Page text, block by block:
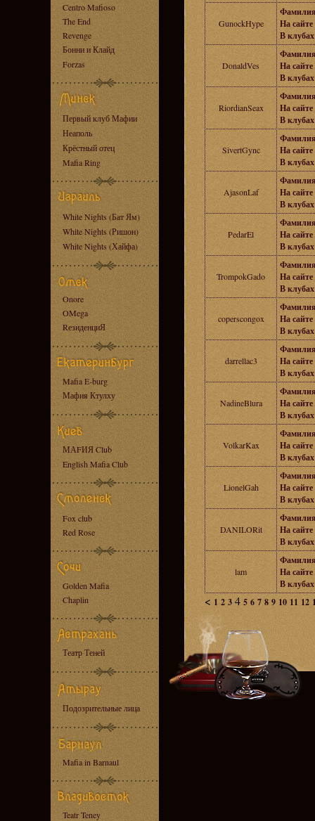
Centro Mafioso
The End
Revenge
Бонни и Клайд
Forzas
Первый клуб Мафии
Неаполь
Крёстный отец
Mafia Ring
White Nights (Бат Ям)
White Nights (Ришон)
White Nights (Хайфа)
Onore
OMega
RезиденциЯ
Mafia E-burg
Мафия Ктулху
МАFИЯ Club
English Mafia Club
Fox club
Red Rose
Golden Mafia
Chaplin
Театр Теней
Подозрительные лица
Mafia in Barnaul
Teatr Teney
GunockHype
На сайте
В клубах
DonaldVes
На сайте
В клубах
RiordianSeax
На сайте
В клубах
SivertGync
На сайте
В клубах
AjasonLaf
На сайте
В клубах
PedarEl
На сайте
В клубах
TrompokGado
На сайте
В клубах
coperscongox
На сайте
В клубах
darrellac3
На сайте
В клубах
NadineBlura
На сайте
В клубах
VolkarKax
На сайте
В клубах
LionelGah
На сайте
В клубах
DANILORit
На сайте
В клубах
lam
На сайте
В клубах
< 1 2 3 4 5 6 7 8 9 10 11 12